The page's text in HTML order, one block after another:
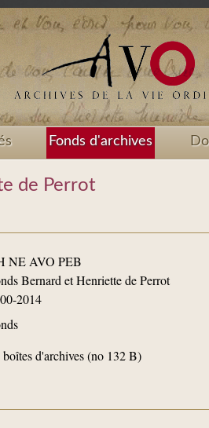
Fonds d'archives
de Perrot
NE AVO PEB
Bernard et Henriette de Perrot
2014
boîtes d'archives (no 132 B)